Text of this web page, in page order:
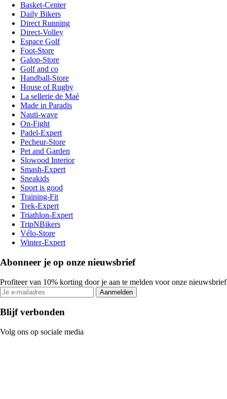
Basket-Center
Daily Bikers
Direct Running
Direct-Volley
Espace Golf
Foot-Store
Galop-Store
Golf and co
Handball-Store
House of Rugby
La sellerie de Maé
Made in Paradis
Nauti-wave
On-Fight
Padel-Expert
Pecheur-Store
Pet and Garden
Slowood Interior
Smash-Expert
Sneakids
Sport is good
Training-Fit
Trek-Expert
Triathlon-Expert
TripNBikers
Vélo-Store
Winter-Expert
Abonneer je op onze nieuwsbrief
Profiteer van 10% korting door je aan te melden voor onze nieuwsbrief
Aanmelden
Blijf verbonden
Volg ons op sociale media